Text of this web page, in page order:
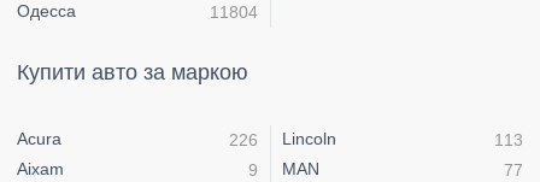
Одесса
11804
Купити авто за маркою
Acura
226
Aixam
9
Lincoln
113
MAN
77